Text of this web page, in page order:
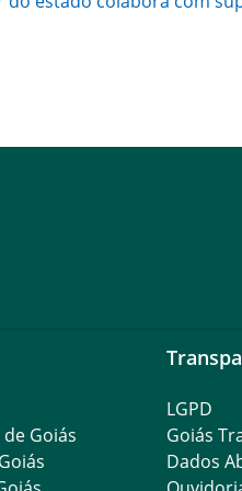
Goiás
LGPD
Goiás
Dados